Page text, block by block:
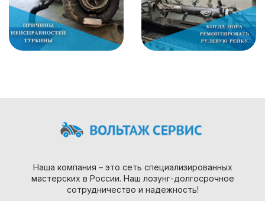
Наша компания – это сеть специализированных
мастерских в России. Наш лозунг-долгосрочное
сотрудничество и надежность!